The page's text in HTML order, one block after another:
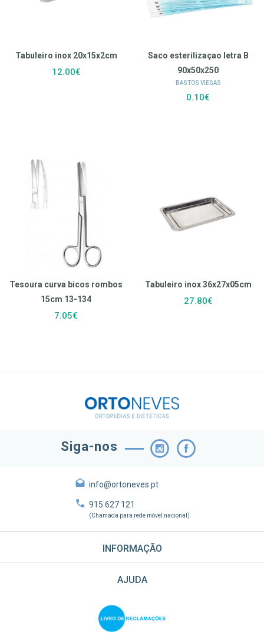
Tabuleiro inox 20x15x2cm
12.00€
Saco esterilizaçao letra B
90x50x250
BASTOS VIEGAS
0.10€
Tesoura curva bicos rombos
15cm 13-134
7.05€
Tabuleiro inox 36x27x05cm
27.80€
Siga-nos
info@ortoneves.pt
915 627 121
(Chamada para rede móvel nacional)
INFORMAÇÃO
AJUDA